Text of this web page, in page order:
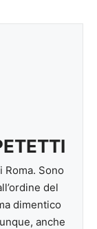
Sono
del
dimentico
anche